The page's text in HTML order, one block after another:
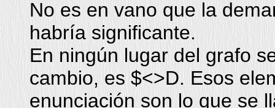
No es en vano que la
habría significante.
En ningún lugar del grafo
cambio, es $<>D. Esos
enunciación son lo que se